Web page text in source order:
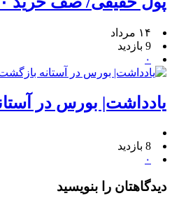
۱۴ مرداد
9 بازدید
۰
یادداشت| بورس در
8 بازدید
۰
دیدگاهتان را بنویسید